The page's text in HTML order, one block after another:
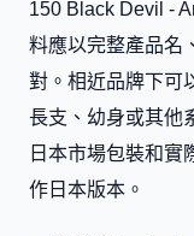
150 Black Devil -
料應以完整產品名
對。相近品牌下可
長支、幼身或其他
日本市場包裝和實
作日本版本。